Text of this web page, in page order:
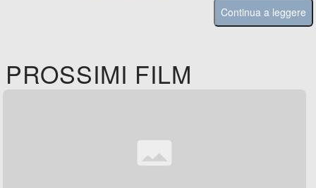
Continua a leggere
PROSSIMI FILM